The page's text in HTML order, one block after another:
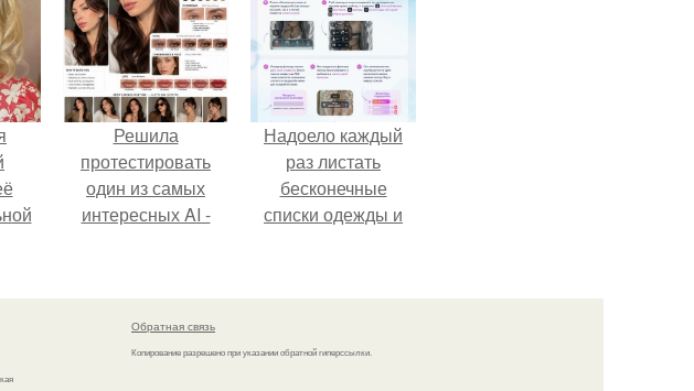
Решила
протестировать
один из самых
интересных AI -
Надоело каждый
раз листать
бесконечные
списки одежды и
кусочкам?
Обратная связь
Копирование разрешено при указании обратной гиперссылки.